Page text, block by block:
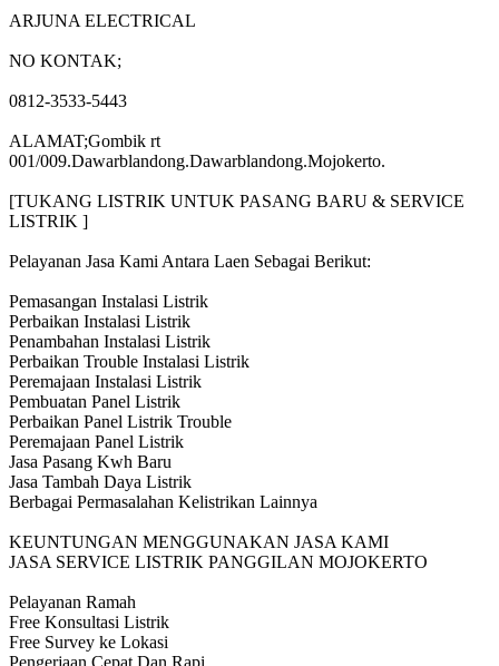
ARJUNA ELECTRICAL
NO KONTAK;
0812-3533-5443
ALAMAT;Gombik rt
001/009.Dawarblandong.Dawarblandong.Mojokerto.
[TUKANG LISTRIK UNTUK PASANG BARU & SERVICE
LISTRIK ]
Pelayanan Jasa Kami Antara Laen Sebagai Berikut:
Pemasangan Instalasi Listrik
Perbaikan Instalasi Listrik
Penambahan Instalasi Listrik
Perbaikan Trouble Instalasi Listrik
Peremajaan Instalasi Listrik
Pembuatan Panel Listrik
Perbaikan Panel Listrik Trouble
Peremajaan Panel Listrik
Jasa Pasang Kwh Baru
Jasa Tambah Daya Listrik
Berbagai Permasalahan Kelistrikan Lainnya
KEUNTUNGAN MENGGUNAKAN JASA KAMI
JASA SERVICE LISTRIK PANGGILAN MOJOKERTO
Pelayanan Ramah
Free Konsultasi Listrik
Free Survey ke Lokasi
Pengerjaan Cepat Dan Rapi